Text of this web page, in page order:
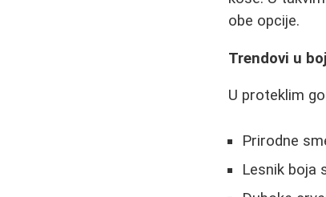
obe opcije.
Trendovi u
U proteklim
Prirodne
Lesnik boja